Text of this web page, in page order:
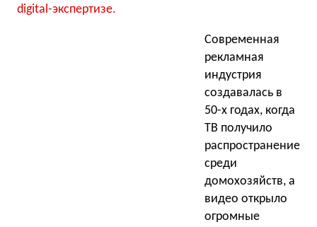
digital-экспертизе.
Современная
рекламная
индустрия
создавалась в
50-х годах, когда
ТВ получило
распространение
среди
домохозяйств, а
видео открыло
огромные